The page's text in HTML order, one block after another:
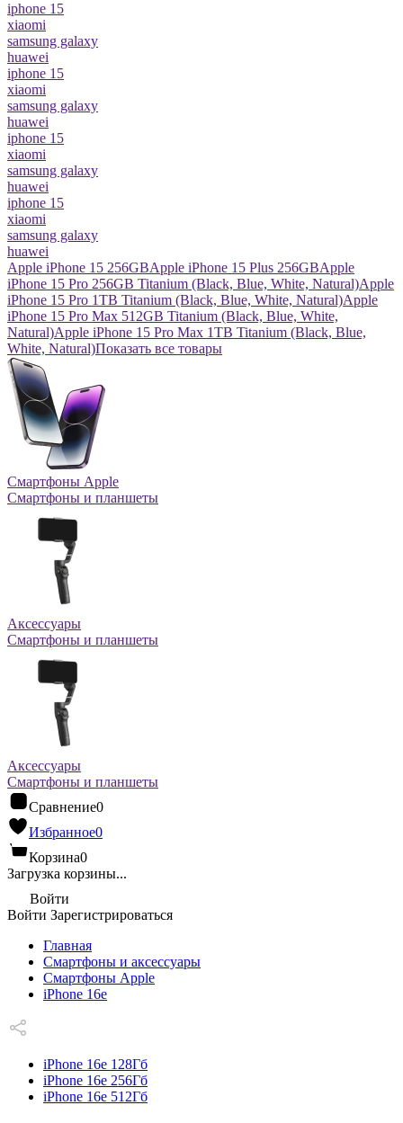
iphone 15
xiaomi
samsung galaxy
huawei
iphone 15
xiaomi
samsung galaxy
huawei
iphone 15
xiaomi
samsung galaxy
huawei
iphone 15
xiaomi
samsung galaxy
huawei
Apple iPhone 15 256GBApple iPhone 15 Plus 256GBApple
iPhone 15 Pro 256GB Titanium (Black, Blue, White, Natural)Apple
iPhone 15 Pro 1TB Titanium (Black, Blue, White, Natural)Apple
iPhone 15 Pro Max 512GB Titanium (Black, Blue, White,
Natural)Apple iPhone 15 Pro Max 1TB Titanium (Black, Blue,
White, Natural)Показать все товары
Смартфоны Apple
Смартфоны и планшеты
Аксессуары
Смартфоны и планшеты
Аксессуары
Смартфоны и планшеты
Сравнение0
Избранное0
Корзина0
Загрузка корзины...
Войти
Войти Зарегистрироваться
Главная
Смартфоны и аксессуары
Смартфоны Apple
iPhone 16e
iPhone 16e 128Гб
iPhone 16e 256Гб
iPhone 16e 512Гб